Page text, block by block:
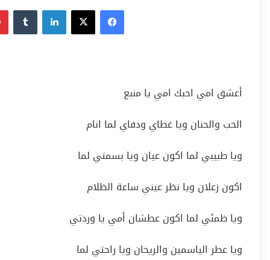
فيسبوك‫X لينكدإن
أعشق امي احبك امي يا منبع
الحب والحنان ويا غطاي ودفاي لما انام
ويا طبيبي لما اكون عيان ويا بسمتي لما
اكون زعلان ويا نظر عيني ساعة الظلام
ويا ظمئي لما اكون عطشان أمي يا وردتي
ويا عطر الياسمين والريحان ويا راحتي لما